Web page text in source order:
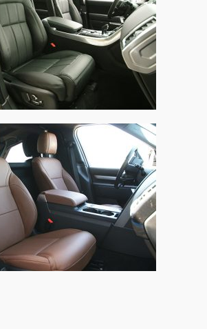
Sport, Alba Nappa Leder Zwart
Met Perforatie
Discovery, Alba Buffalino leder
Bruin met Logo